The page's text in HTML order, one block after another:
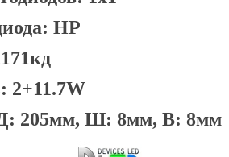
HP
2+11.7W
205мм, Ш: 8мм, В: 8мм